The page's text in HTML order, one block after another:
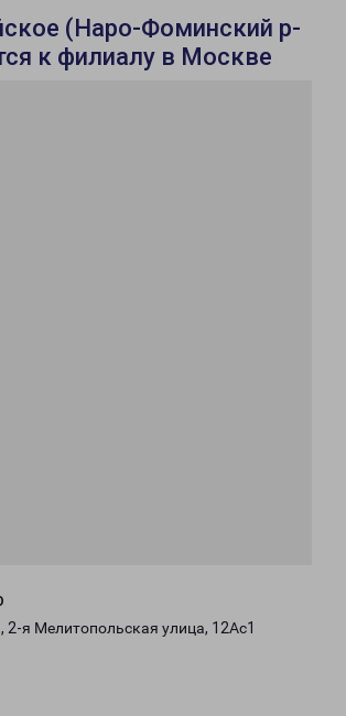
(Наро-Фоминский р-
к филиалу в Москве
2-я Мелитопольская улица, 12Ас1